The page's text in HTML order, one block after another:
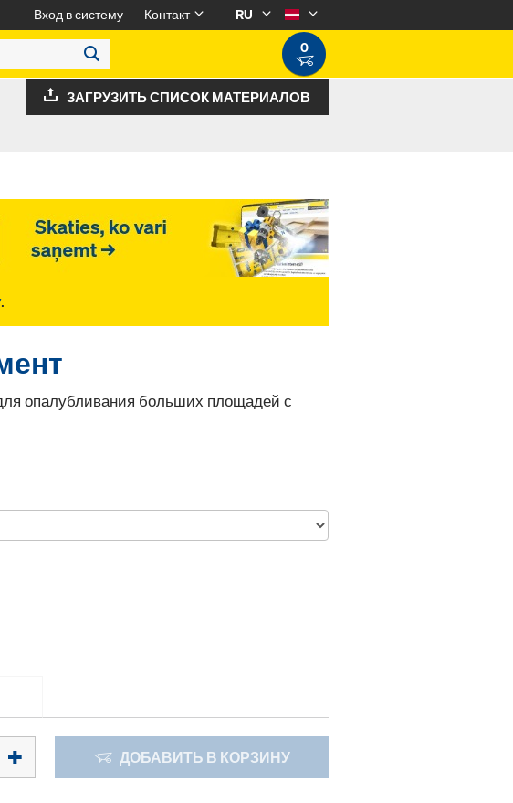
Вход в систему Контакт
RU
0
ЗАГРУЗИТЬ СПИСОК МАТЕРИАЛОВ
.
опалубливания больших площадей с
ДОБАВИТЬ В КОРЗИНУ